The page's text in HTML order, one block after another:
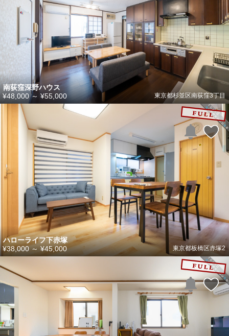
南荻窪深野ハウス
東京都杉並区南荻窪3丁目
¥48,000～ ¥55,000
ハローライフ下赤塚
東京都板橋区赤塚2
¥38,000～¥45,000